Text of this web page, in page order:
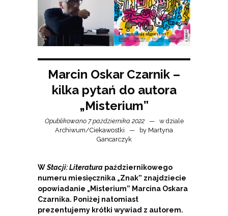
Marcin Oskar Czarnik –
kilka pytań do autora
„Misterium”
Opublikowano 7 października 2022
w dziale
Archiwum/Ciekawostki by Martyna
Gancarczyk
WStacji: Literatura październikowego
numeru miesięcznika „Znak” znajdziecie
opowiadanie „Misterium” Marcina Oskara
Czarnika. Poniżej natomiast
prezentujemy krótki wywiad z autorem.